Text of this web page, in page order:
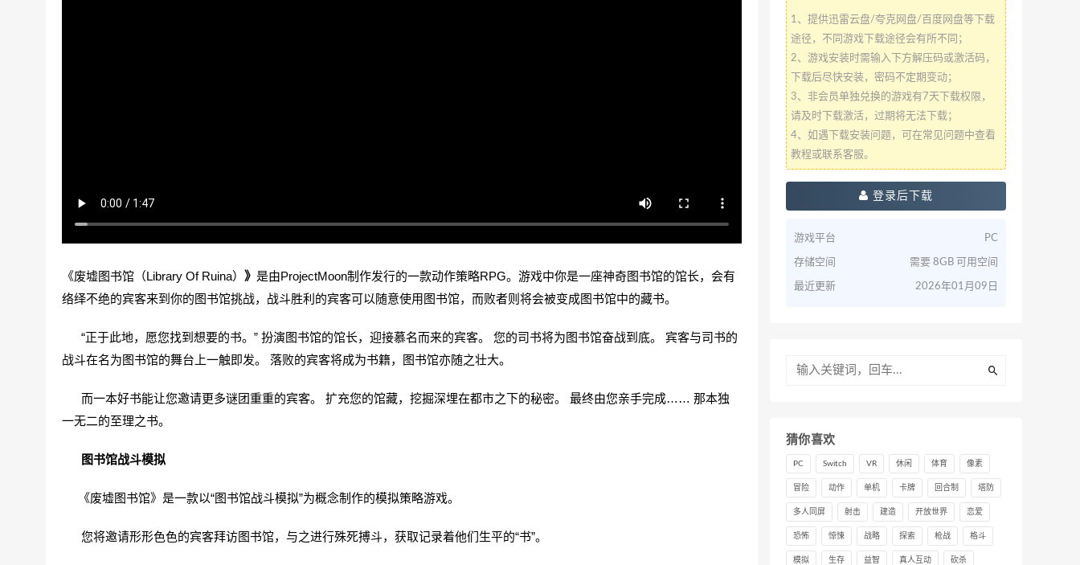
《废墟图书馆（Library Of Ruina） 》 是由ProjectMoon制作发行的一款动作策略RPG。游戏中你是一座神奇图书馆的馆长，会有
络绎不绝的宾客来到你的图书馆挑战，战斗胜利的宾客可以随意使用图书馆，而败者则将会被变成图书馆中的藏书。
“正于此地，愿您找到想要的书。” 扮演图书馆的馆长，迎接慕名而来的宾客。 您的司书将为图书馆奋战到底。 宾客与司书的
战斗在名为图书馆的舞台上一触即发。 落败的宾客将成为书籍，图书馆亦随之壮大。
而一本好书能让您邀请更多谜团重重的宾客。 扩充您的馆藏，挖掘深埋在都市之下的秘密。 最终由您亲手完成…… 那本独
一无二的至理之书。
图书馆战斗模拟
《废墟图书馆》是一款以“图书馆战斗模拟”为概念制作的模拟策略游戏。
您将邀请形形色色的宾客拜访图书馆，与之进行殊死搏斗，获取记录着他们生平的“书”。
1、提供迅雷云盘/夸克网盘/百度网盘等下载
途径，不同游戏下载途径会有所不同；
2、游戏安装时需输入下方解压码或激活码，
下载后尽快安装，密码不定期变动；
3、非会员单独兑换的游戏有7天下载权限，
请及时下载激活，过期将无法下载；
4、如遇下载安装问题，可在常见问题中查看
教程或联系客服。
登录后下载
游戏平台 PC
存储空间 需要 8GB 可用空间
最近更新 2026年01月09日
猜你喜欢
PC Switch VR 休闲 体育 像素
冒险 动作 单机 卡牌 回合制 塔防
多人同屏 射击 建造 开放世界 恋爱
恐怖 惊悚 战略 探索 枪战 格斗
模拟 生存 益智 真人互动 砍杀